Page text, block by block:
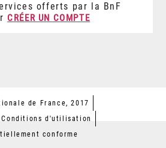
offerts par la BnF
CRÉER UN COMPTE
de France, 2017
Conditions d'utilisation
conforme